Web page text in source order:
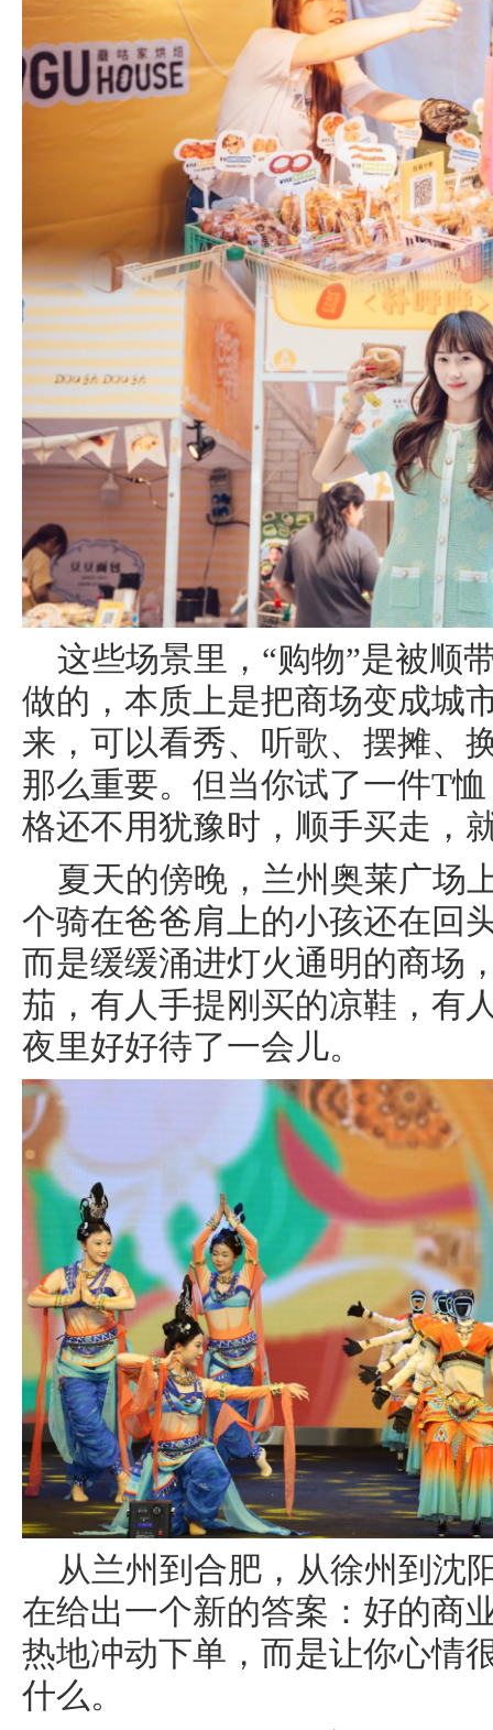
这些场景里，“购物”是被顺
做的，本质上是把商场变成
来，可以看秀、听歌、摆摊、
那么重要。但当你试了一件T
格还不用犹豫时，顺手买走，
夏天的傍晚，兰州奥莱广场
个骑在爸爸肩上的小孩还在回
而是缓缓涌进灯火通明的商场
茄，有人手提刚买的凉鞋，有
夜里好好待了一会儿。
从兰州到合肥，从徐州到沈
在给出一个新的答案：好的商
热地冲动下单，而是让你心情
什么。